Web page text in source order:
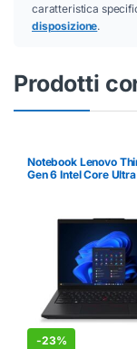
caratteristica
disposizione.
Prodotti
Notebook Lenovo
Gen 6 Intel Core Ultra
-23%